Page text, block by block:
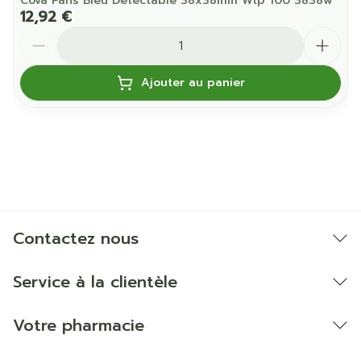
12,92 €
Ajouter au panier
Contactez nous
Service à la clientèle
Votre pharmacie